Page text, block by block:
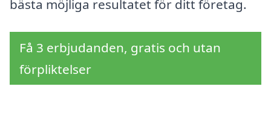
bästa möjliga resultatet för ditt företag.
Få 3 erbjudanden, gratis och utan
förpliktelser